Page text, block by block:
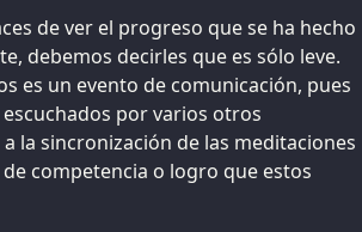
de ver el progreso que se ha hecho
debemos decirles que es sólo leve.
es un evento de comunicación, pues
por varios otros
la sincronización de las meditaciones
competencia o logro que estos